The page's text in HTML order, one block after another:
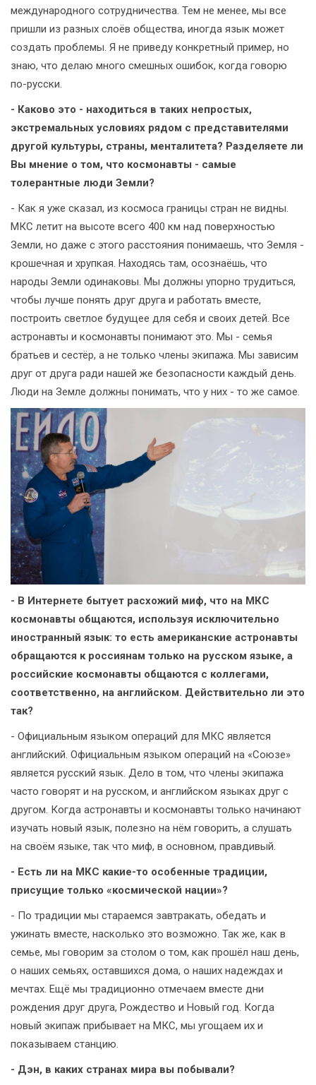
международного сотрудничества. Тем не менее, мы все
пришли из разных слоёв общества, иногда язык может
создать проблемы. Я не приведу конкретный пример, но
знаю, что делаю много смешных ошибок, когда говорю
по-русски.
- Каково это - находиться в таких непростых,
экстремальных условиях рядом с представителями
другой культуры, страны, менталитета? Разделяете ли
Вы мнение о том, что космонавты - самые
толерантные люди Земли?
- Как я уже сказал, из космоса границы стран не видны.
МКС летит на высоте всего 400 км над поверхностью
Земли, но даже с этого расстояния понимаешь, что Земля -
крошечная и хрупкая. Находясь там, осознаёшь, что
народы Земли одинаковы. Мы должны упорно трудиться,
чтобы лучше понять друг друга и работать вместе,
построить светлое будущее для себя и своих детей. Все
астронавты и космонавты понимают это. Мы - семья
братьев и сестёр, а не только члены экипажа. Мы зависим
друг от друга ради нашей же безопасности каждый день.
Люди на Земле должны понимать, что у них - то же самое.
- В Интернете бытует расхожий миф, что на МКС
космонавты общаются, используя исключительно
иностранный язык: то есть американские астронавты
обращаются к россиянам только на русском языке, а
российские космонавты общаются с коллегами,
соответственно, на английском. Действительно ли это
так?
- Официальным языком операций для МКС является
английский. Официальным языком операций на «Союзе»
является русский язык. Дело в том, что члены экипажа
часто говорят и на русском, и английском языках друг с
другом. Когда астронавты и космонавты только начинают
изучать новый язык, полезно на нём говорить, а слушать
на своём языке, так что миф, в основном, правдивый.
- Есть ли на МКС какие-то особенные традиции,
присущие только «космической нации»?
- По традиции мы стараемся завтракать, обедать и
ужинать вместе, насколько это возможно. Так же, как в
семье, мы говорим за столом о том, как прошёл наш день,
о наших семьях, оставшихся дома, о наших надеждах и
мечтах. Ещё мы традиционно отмечаем вместе дни
рождения друг друга, Рождество и Новый год. Когда
новый экипаж прибывает на МКС, мы угощаем их и
показываем станцию.
- Дэн, в каких странах мира вы побывали?